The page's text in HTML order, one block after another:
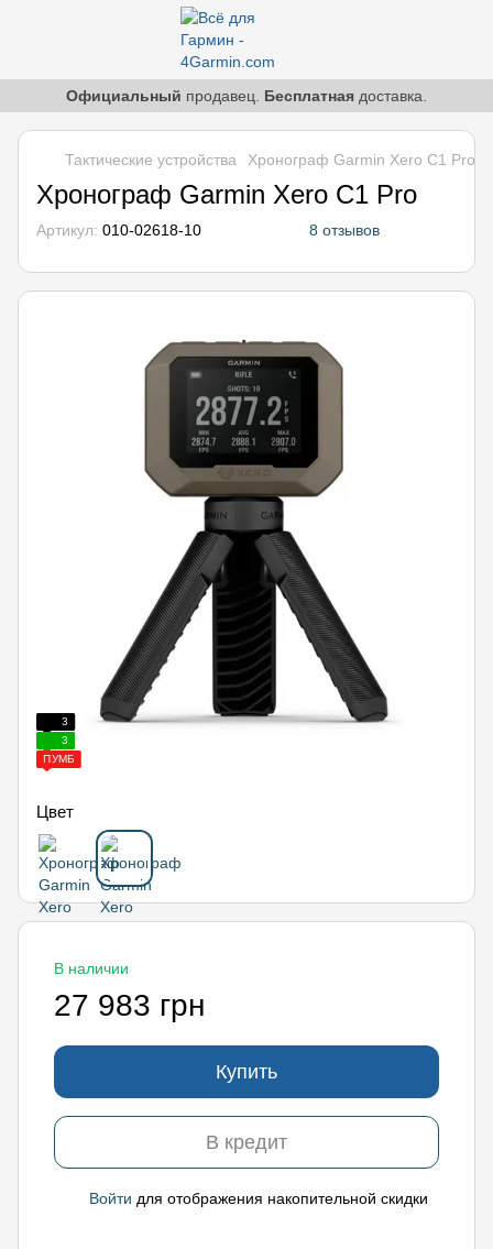
Официальный продавец. Бесплатная доставка.
Тактические устройства Хронограф Garmin Xero C1 Pro
Хронограф Garmin Xero C1 Pro
Артикул: 010-02618-10 8 отзывов
3
3
ПУМБ
Цвет
В наличии
27 983 грн
Купить
В кредит
Войти для отображения накопительной скидки